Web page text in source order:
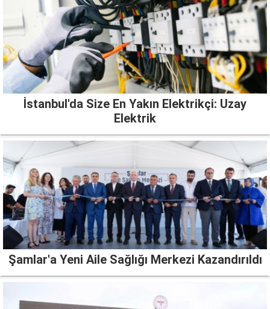
İstanbul'da Size En Yakın Elektrikçi: Uzay
Elektrik
Şamlar'a Yeni Aile Sağlığı Merkezi Kazandırıldı